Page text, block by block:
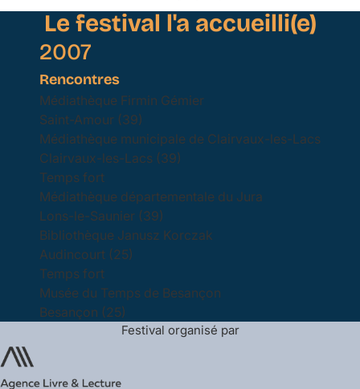
Le festival l'a accueilli(e)
2007
Rencontres
Médiathèque Firmin Gémier
Saint-Amour (39)
Médiathèque municipale de Clairvaux-les-Lacs
Clairvaux-les-Lacs (39)
Temps fort
Médiathèque départementale du Jura
Lons-le-Saunier (39)
Bibliothèque Janusz Korczak
Audincourt (25)
Temps fort
Musée du Temps de Besançon
Besançon (25)
Festival organisé par